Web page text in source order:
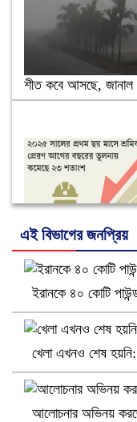
শীত কবে আসছে,
নানা সংকটে রিক্রুটিং
এই বিভাগের জনপ্রিয়
ইরানকে ৪০ কোটি
খেলা এখনও শেষ
আলোচনার অভিনয় করছে